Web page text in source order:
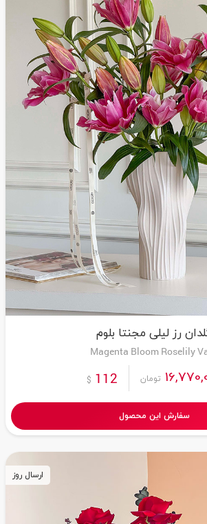
رز لیلی مجنتا بلوم
Magenta Bloom Roselily
تومان 112
$
سفارش این محصول
ارسال روز